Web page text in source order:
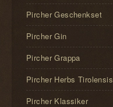
Pircher Geschenkset
Pircher Gin
Pircher Grappa
Pircher Herbs Tirolensis
Pircher Klassiker